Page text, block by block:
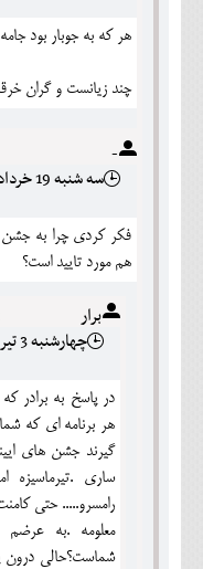
هر که به جوبار بود جامه
چند زیانست و گران
-
سه شنبه 19 خرداد 1394-18:48
فکر کردی چرا به جشن
هم مورد تایید است؟
برار
چهارشنبه 3 تير 1394-9:42
در پاسخ به برادر
هر برنامه اي كه
گيرند جشن هاي
ساري
رامسرو..... حتي
معلومه .به
شماست؟حالي درون